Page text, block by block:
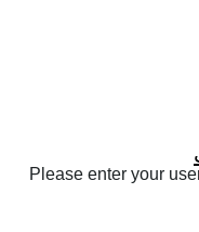
Please enter your